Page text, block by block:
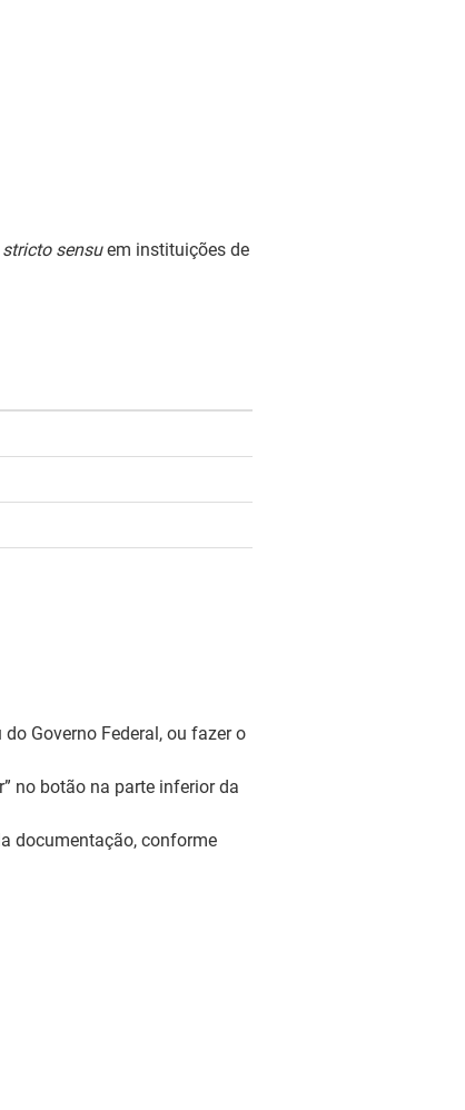
stricto sensuem instituições de
Governo Federal, ou fazer o
no botão na parte inferior da
documentação, conforme